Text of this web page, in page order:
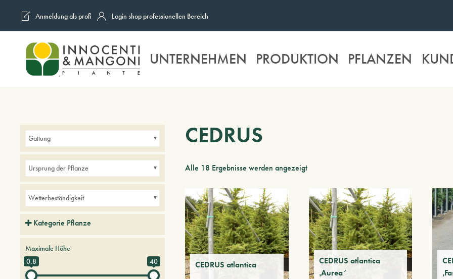
Skip to main content
Anmeldung als profi Login shop professionellen Bereich
UNTERNEHMEN PRODUKTION PFLANZEN
CEDRUS
Alle 18 Ergebnisse werden angezeigt
CEDRUS atlantica
CEDRUS atlantica
‚Aurea‘
Gattung
Ursprung der Pflanze
Wetterbeständigkeit
Kategorie Pflanze
Koniferen
Maximale Höhe
0.8
40